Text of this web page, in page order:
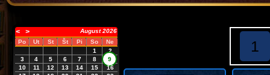
< >
August 2026
Po
Ut St Št Pi So
Ne
1
2
3
4 5 6 7 8
9
10
11 12 13 14 15
16
1